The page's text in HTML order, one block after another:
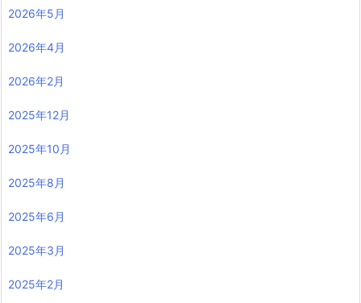
2026年5月
2026年4月
2026年2月
2025年12月
2025年10月
2025年8月
2025年6月
2025年3月
2025年2月